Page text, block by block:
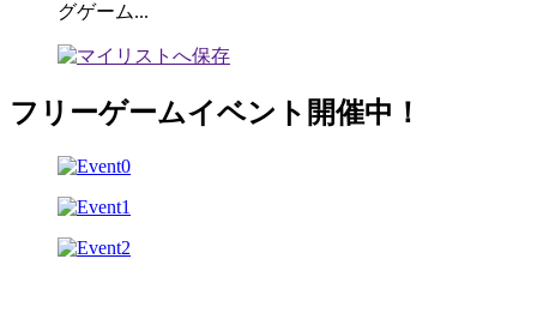
グゲーム...
フリーゲームイベント開催中！